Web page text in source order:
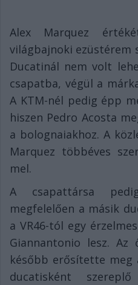
Alex Marquez
világbajnoki ezüstérem
Ducatinál nem volt
csapatba, végül a
A KTM-nél pedig épp
hiszen Pedro Acosta
a bolognaiakhoz. A
Marquez többéves
mel.
A csapattársa
megfelelően a másik
a VR46-tól egy
Giannantonio lesz.
később erősítette meg
ducatisként